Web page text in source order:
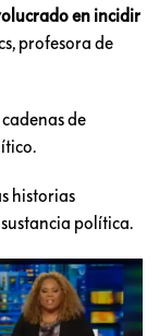
en incidir
profesora de
de
historias
política.